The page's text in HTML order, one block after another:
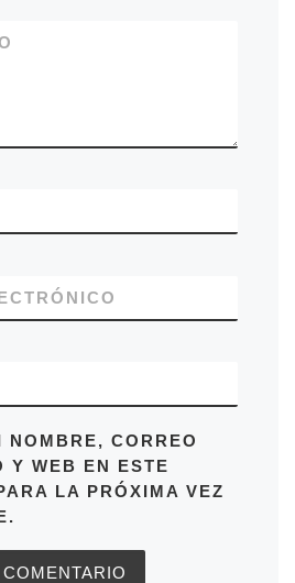
NOMBRE, CORREO
Y WEB EN ESTE
LA PRÓXIMA VEZ